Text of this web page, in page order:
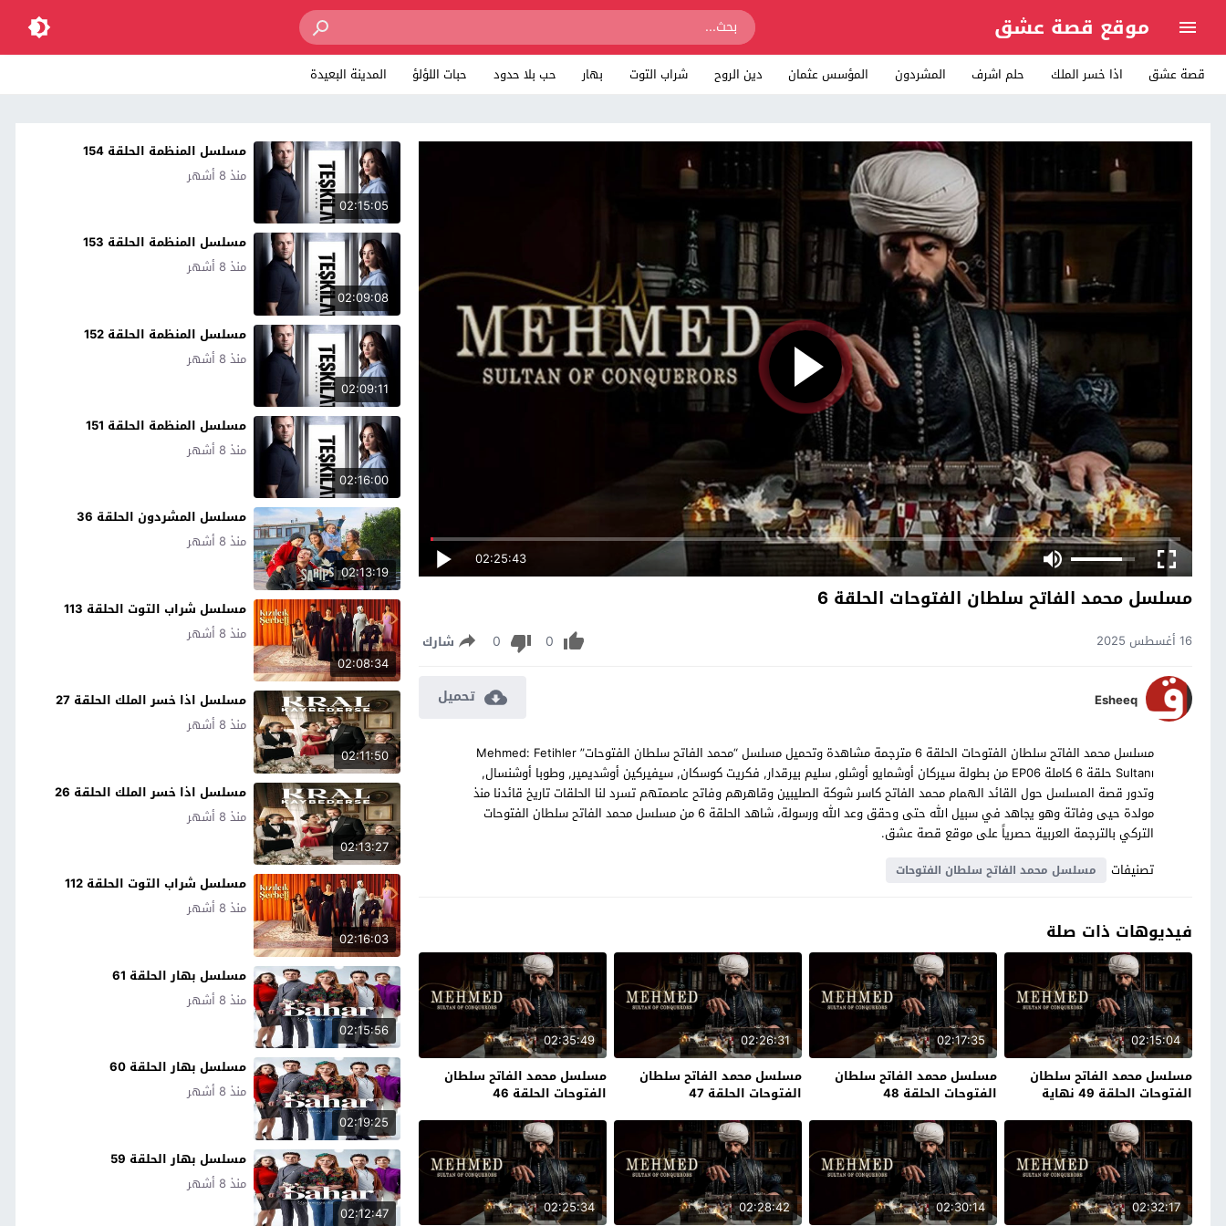
موقع قصة عشق
قصة عشق اذا خسر الملك حلم اشرف المشردون المؤسس عثمان دين الروح شراب التوت بهار حب بلا حدود حبات اللؤلؤ المدينة البعيدة
02:25:43
مسلسل محمد الفاتح سلطان الفتوحات الحلقة 6
16 أغسطس 2025 0
0 شارك
Esheeq تحميل
مسلسل محمد الفاتح سلطان الفتوحات الحلقة 6 مترجمة مشاهدة وتحميل مسلسل “محمد الفاتح سلطان الفتوحات” Mehmed: Fetihler
Sultanı حلقة 6 كاملة EP06 من بطولة سيركان أوشمايو أوشلو, سليم بيرقدار, فكريت كوسكان, سيفيركين أوشديمير, وطوبا أوشنسال,
وتدور قصة المسلسل حول القائد الهمام محمد الفاتح كاسر شوكة الصليبين وقاهرهم وفاتح عاصمتهم تسرد لنا الحلقات تاريخ قائدنا منذ
مولدة حيى وفاتة وهو يجاهد في سبيل الله حتى وحقق وعد الله ورسولة، شاهد الحلقة 6 من مسلسل محمد الفاتح سلطان الفتوحات
التركي بالترجمة العربية حصرياً على موقع قصة عشق.
تصنيفات
مسلسل محمد الفاتح سلطان الفتوحات
فيديوهات ذات صلة
02:15:04
مسلسل محمد الفاتح سلطان
الفتوحات الحلقة 49 نهاية
02:17:35
مسلسل محمد الفاتح سلطان
الفتوحات الحلقة 48
02:26:31
مسلسل محمد الفاتح سلطان
الفتوحات الحلقة 47
02:35:49
مسلسل محمد الفاتح سلطان
الفتوحات الحلقة 46
02:32:17
02:30:14
02:28:42
02:25:34
02:15:05
مسلسل المنظمة الحلقة 154
منذ 8 أشهر
02:09:08
مسلسل المنظمة الحلقة 153
منذ 8 أشهر
02:09:11
مسلسل المنظمة الحلقة 152
منذ 8 أشهر
02:16:00
مسلسل المنظمة الحلقة 151
منذ 8 أشهر
02:13:19
مسلسل المشردون الحلقة 36
منذ 8 أشهر
02:08:34
مسلسل شراب التوت الحلقة 113
منذ 8 أشهر
02:11:50
مسلسل اذا خسر الملك الحلقة 27
منذ 8 أشهر
02:13:27
مسلسل اذا خسر الملك الحلقة 26
منذ 8 أشهر
02:16:03
مسلسل شراب التوت الحلقة 112
منذ 8 أشهر
02:15:56
مسلسل بهار الحلقة 61
منذ 8 أشهر
02:19:25
مسلسل بهار الحلقة 60
منذ 8 أشهر
02:12:47
مسلسل بهار الحلقة 59
منذ 8 أشهر